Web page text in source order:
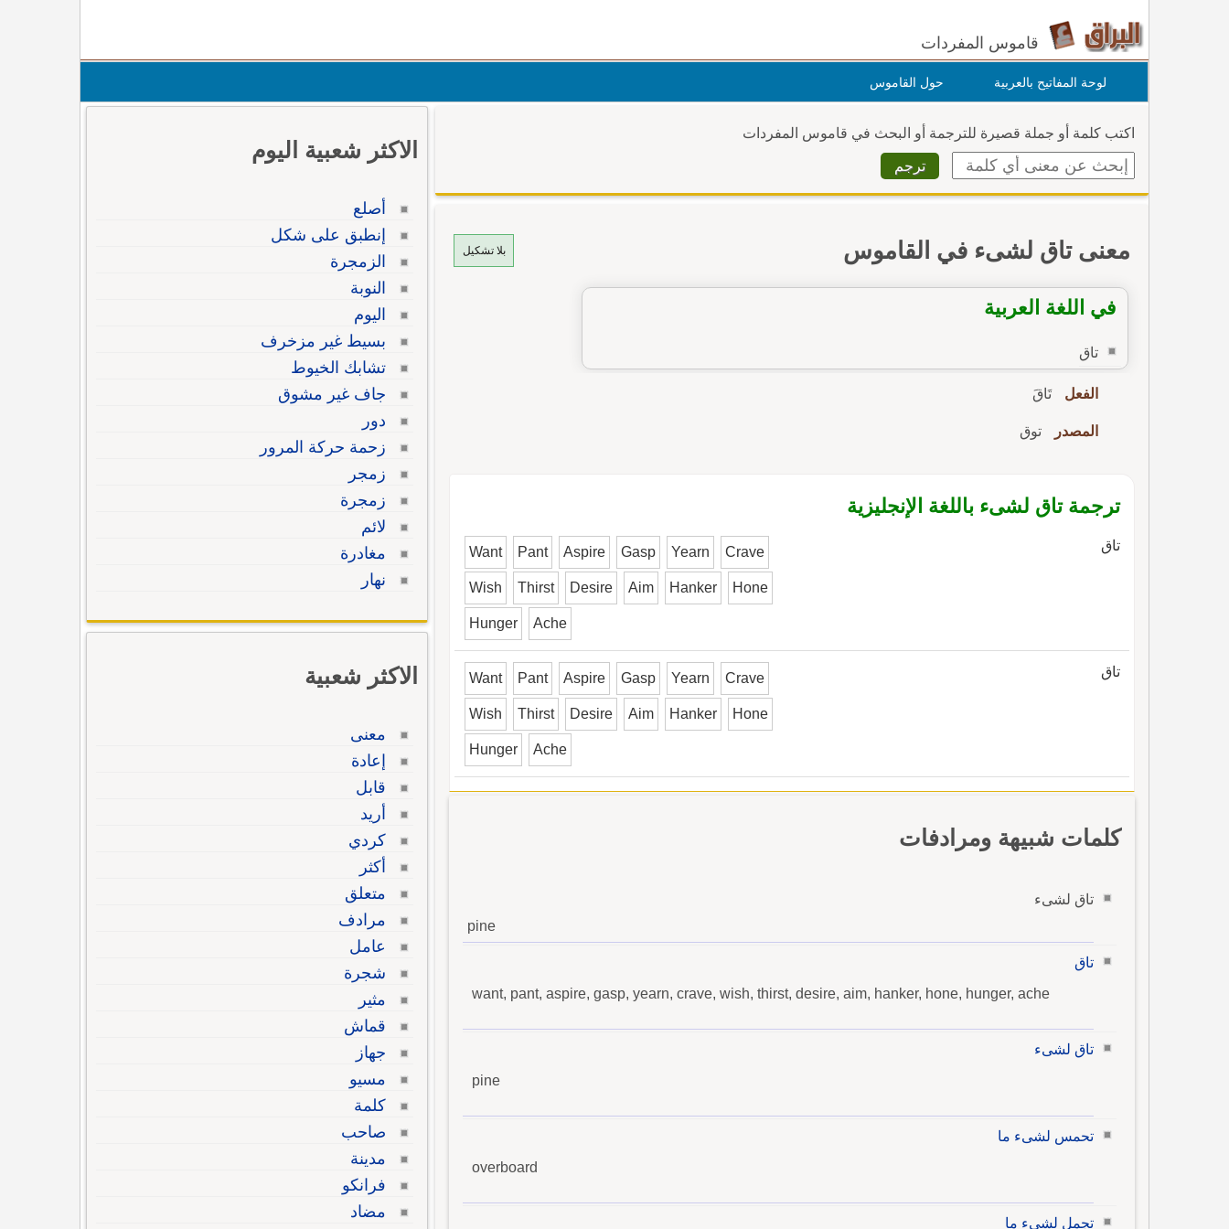
قاموس المفردات
لوحة المفاتيح بالعربية حول القاموس
اكتب كلمة أو جملة قصيرة للترجمة أو البحث في قاموس المفردات
بلا تشكيل معنى تاق لشىء في القاموس
في اللغة العربية
تاق
الفعل تَاقَ
المصدر توق
ترجمة تاق لشىء باللغة الإنجليزية
تاق Want Pant Aspire Gasp Yearn Crave
Wish Thirst Desire Aim Hanker Hone
Hunger Ache
تاق Want Pant Aspire Gasp Yearn Crave
Wish Thirst Desire Aim Hanker Hone
Hunger Ache
كلمات شبيهة ومرادفات
تاق لشىء
pine
تاق
want, pant, aspire, gasp, yearn, crave, wish, thirst, desire, aim, hanker, hone, hunger, ache
تاق لشىء
pine
تحمس لشىء ما
overboard
تجمل لشىء ما
الاكثر شعبية اليوم
أصلع
إنطبق على شكل
الزمجرة
النوبة
اليوم
بسيط غير مزخرف
تشابك الخيوط
جاف غير مشوق
دور
زحمة حركة المرور
زمجر
زمجرة
لائم
مغادرة
نهار
الاكثر شعبية
معنى
إعادة
قابل
أريد
كردي
أكثر
متعلق
مرادف
عامل
شجرة
مثير
قماش
جهاز
مسيو
كلمة
صاحب
مدينة
فرانكو
مضاد